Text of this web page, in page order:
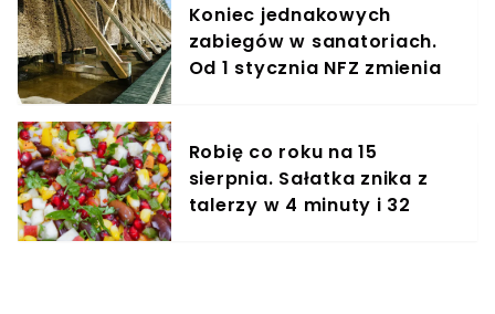
Koniec jednakowych
zabiegów w sanatoriach.
Od 1 stycznia NFZ zmienia
Robię co roku na 15
sierpnia. Sałatka znika z
talerzy w 4 minuty i 32